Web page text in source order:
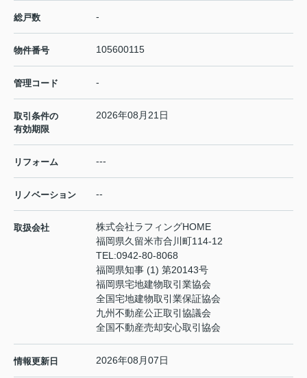
総戸数 -
物件番号 105600115
管理コード -
取引条件の
有効期限
2026年08月21日
リフォーム ---
リノベーション --
取扱会社
株式会社ラフィングHOME
福岡県久留米市合川町114-12
TEL:0942-80-8068
福岡県知事 (1) 第20143号
福岡県宅地建物取引業協会
全国宅地建物取引業保証協会
九州不動産公正取引協議会
全国不動産売却安心取引協会
情報更新日 2026年08月07日